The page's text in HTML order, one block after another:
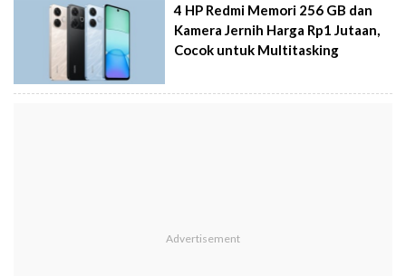
4 HP Redmi Memori 256 GB dan
Kamera Jernih Harga Rp1 Jutaan,
Cocok untuk Multitasking